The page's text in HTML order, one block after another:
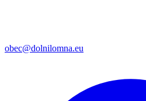
obec@dolnilomna.eu